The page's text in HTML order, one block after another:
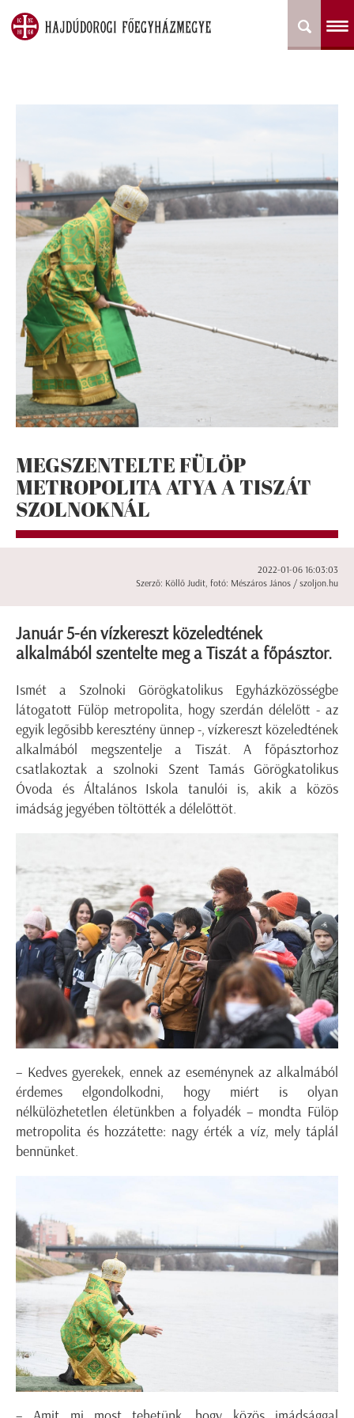
MEGSZENTELTE FÜLÖP
METROPOLITA ATYA A TISZÁT
SZOLNOKNÁL
2022-01-06 16:03:03
Szerző: Köllő Judit, fotó: Mészáros János / szoljon.hu
Január 5-én vízkereszt közeledtének
alkalmából szentelte meg a Tiszát a főpásztor.
Ismét a Szolnoki Görögkatolikus Egyházközösségbe
látogatott Fülöp metropolita, hogy szerdán délelőtt - az
egyik legősibb keresztény ünnep -, vízkereszt közeledtének
alkalmából megszentelje a Tiszát. A főpásztorhoz
csatlakoztak a szolnoki Szent Tamás Görögkatolikus
Óvoda és Általános Iskola tanulói is, akik a közös
imádság jegyében töltötték a délelőttöt.
– Kedves gyerekek, ennek az eseménynek az alkalmából
érdemes elgondolkodni, hogy miért is olyan
nélkülözhetetlen életünkben a folyadék – mondta Fülöp
metropolita és hozzátette: nagy érték a víz, mely táplál
bennünket.